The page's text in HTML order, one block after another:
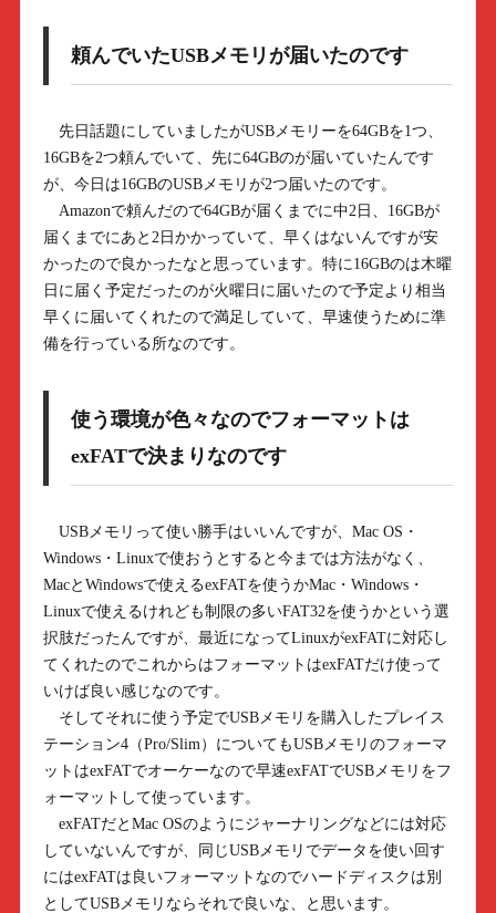
頼んでいたUSBメモリが届いたのです
先日話題にしていましたがUSBメモリーを64GBを1つ、
16GBを2つ頼んでいて、先に64GBのが届いていたんです
が、今日は16GBのUSBメモリが2つ届いたのです。
Amazonで頼んだので64GBが届くまでに中2日、16GBが
届くまでにあと2日かかっていて、早くはないんですが安
かったので良かったなと思っています。特に16GBのは木曜
日に届く予定だったのが火曜日に届いたので予定より相当
早くに届いてくれたので満足していて、早速使うために準
備を行っている所なのです。
使う環境が色々なのでフォーマットは
exFATで決まりなのです
USBメモリって使い勝手はいいんですが、Mac OS・
Windows・Linuxで使おうとすると今までは方法がなく、
MacとWindowsで使えるexFATを使うかMac・Windows・
Linuxで使えるけれども制限の多いFAT32を使うかという選
択肢だったんですが、最近になってLinuxがexFATに対応し
てくれたのでこれからはフォーマットはexFATだけ使って
いけば良い感じなのです。
そしてそれに使う予定でUSBメモリを購入したプレイス
テーション4（Pro/Slim）についてもUSBメモリのフォーマ
ットはexFATでオーケーなので早速exFATでUSBメモリをフ
ォーマットして使っています。
exFATだとMac OSのようにジャーナリングなどには対応
していないんですが、同じUSBメモリでデータを使い回す
にはexFATは良いフォーマットなのでハードディスクは別
としてUSBメモリならそれで良いな、と思います。